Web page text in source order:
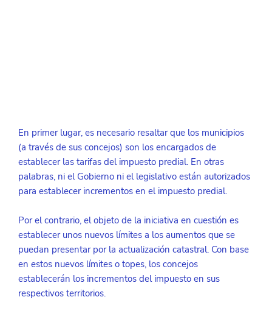
En primer lugar, es necesario resaltar que los municipios
(a través de sus concejos) son los encargados de
establecer las tarifas del impuesto predial. En otras
palabras, ni el Gobierno ni el legislativo están autorizados
para establecer incrementos en el impuesto predial.
Por el contrario, el objeto de la iniciativa en cuestión es
establecer unos nuevos límites a los aumentos que se
puedan presentar por la actualización catastral. Con base
en estos nuevos límites o topes, los concejos
establecerán los incrementos del impuesto en sus
respectivos territorios.